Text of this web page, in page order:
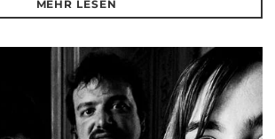
MEHR LESEN